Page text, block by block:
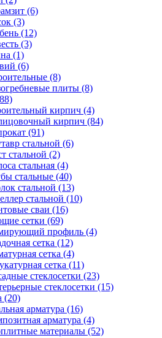
(6)
(3)
(12)
(3)
(1)
(6)
(8)
плиты (8)
кирпич (4)
кирпич (84)
(91)
стальной (6)
стальной (2)
стальная (4)
стальные (40)
стальной (13)
стальной (10)
сваи (16)
сетки (69)
профиль (4)
сетка (12)
сетка (4)
сетка (11)
стеклосетки (23)
стеклосетки (15)
(20)
арматура (16)
арматура (4)
материалы (52)